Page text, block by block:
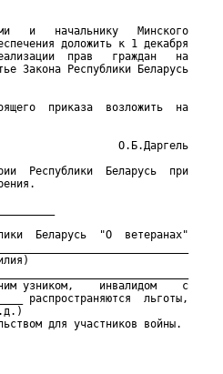
и   начальнику   Минского
доложить к 1 декабря
прав   граждан   на
Закона Республики Беларусь
приказа  возложить  на
О.Б.Даргель
Республики  Беларусь  при
Беларусь  "О  ветеранах"
узником,    инвалидом    с
распространяются  льготы,
для участников войны.